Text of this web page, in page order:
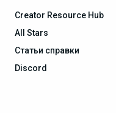
Creator Resource Hub
All Stars
Статьи справки
Discord